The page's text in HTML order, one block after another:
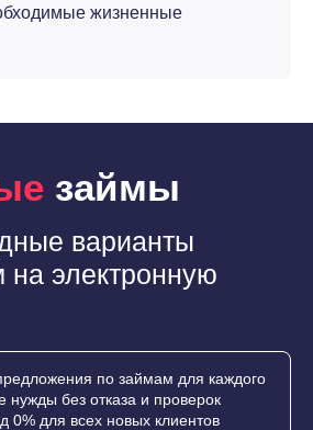
жизненные
займы
варианты
электронную
по займам для каждого
без отказа и проверок
0% для всех новых клиентов